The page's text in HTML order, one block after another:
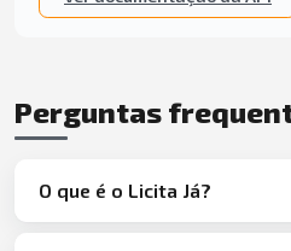
Perguntas
O que é o Licita Já?